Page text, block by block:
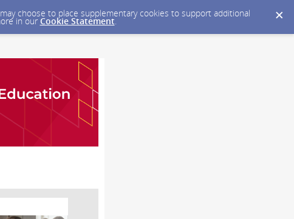
choose to place supplementary cookies to support additional
in our Cookie Statement.